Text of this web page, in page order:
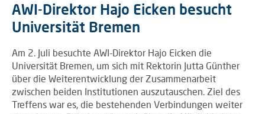
AWI-Direktor Hajo Eicken besucht
Universität Bremen
Am 2. Juli besuchte AWI-Direktor Hajo Eicken die
Universität Bremen, um sich mit Rektorin Jutta Günther
über die Weiterentwicklung der Zusammenarbeit
zwischen beiden Institutionen auszutauschen. Ziel des
Treffens war es, die bestehenden Verbindungen weiter